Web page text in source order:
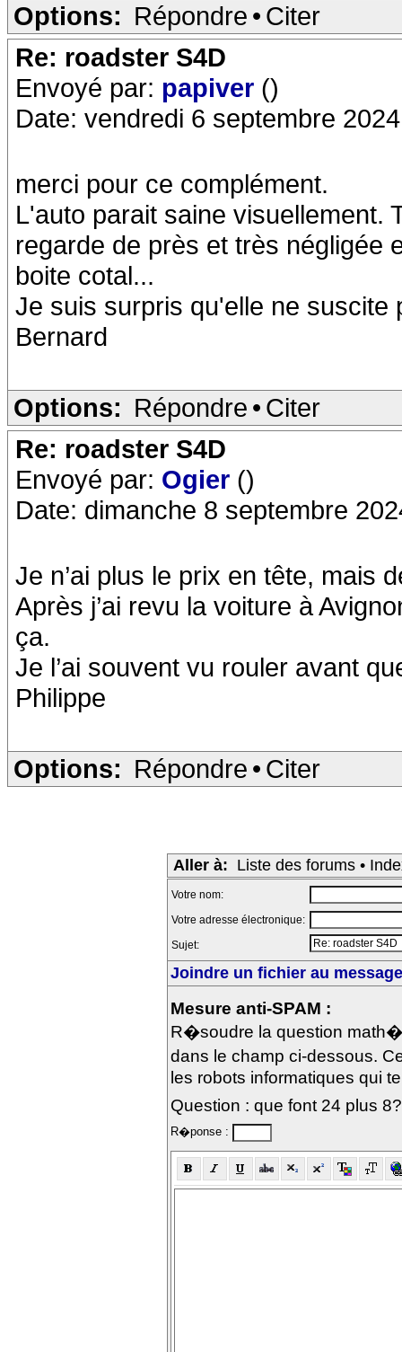
Options: Répondre • Citer
Re: roadster S4D
Envoyé par: papiver ()
Date: vendredi 6 septembre
merci pour ce complément.
L'auto parait saine visuellement.
regarde de près et très négligée
boite cotal...
Je suis surpris qu'elle ne suscite
Bernard
Options: Répondre • Citer
Re: roadster S4D
Envoyé par: Ogier ()
Date: dimanche 8 septembre
Je n’ai plus le prix en tête, mais
Après j’ai revu la voiture à
ça.
Je l’ai souvent vu rouler avant
Philippe
Options: Répondre • Citer
Aller à: Liste des forums •
Votre nom:
Votre adresse électronique:
Sujet:
Joindre un fichier au
Mesure anti-SPAM :
R�soudre la question
dans le champ ci-dessous.
les robots informatiques qui
Question : que font 24 plus 8?
R�ponse :